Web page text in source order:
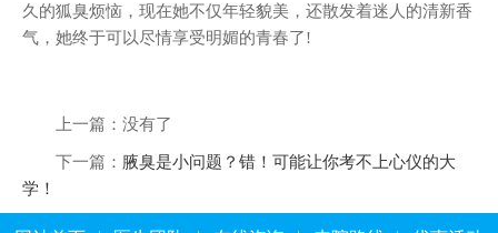
久的狐臭烦恼，现在她不仅年轻貌美，还散发着迷人的清新香
气，她终于可以尽情享受明媚的青春了!
上一篇：没有了
下一篇： 腋臭是小问题？错！可能让你考不上心仪的大
学！